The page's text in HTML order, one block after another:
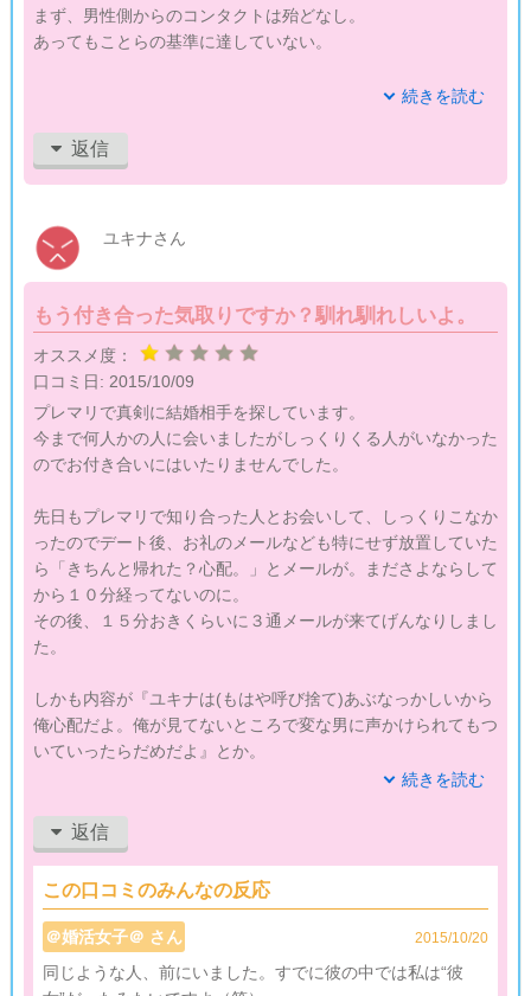
まず、男性側からのコンタクトは殆どなし。
あってもことらの基準に達していない。
かろうじて会えた男性も、結婚を意識しすぎているから基準が
高い。
そんな雰囲気だから会えても顔色を窺ってしまい気を遣うばか
りでした。
正直プレマリに登録してお金と気力を失ったように思います。
疲れたのでしばらく婚活自体をお休みします。
続きを読む
返信
ユキナさん
もう付き合った気取りですか？馴れ馴れしいよ。
オススメ度：
口コミ日: 2015/10/09
プレマリで真剣に結婚相手を探しています。
今まで何人かの人に会いましたがしっくりくる人がいなかった
のでお付き合いにはいたりませんでした。
先日もプレマリで知り合った人とお会いして、しっくりこなか
ったのでデート後、お礼のメールなども特にせず放置していた
ら「きちんと帰れた？心配。」とメールが。まださよならして
から１０分経ってないのに。
その後、１５分おきくらいに３通メールが来てげんなりしまし
た。
しかも内容が『ユキナは(もはや呼び捨て)あぶなっかしいから
俺心配だよ。俺が見てないところで変な男に声かけられてもつ
いていったらだめだよ』とか。
付き合ってもいないのになぜ「男に声かけられてもついていっ
たらだめ」なんですか？
しかも「変な」って。私からしたらあなたのほうがよっぽど変
ですが。
続きを読む
返信
この口コミのみんなの反応
＠婚活女子＠ さん 2015/10/20
同じような人、前にいました。すでに彼の中では私は“彼